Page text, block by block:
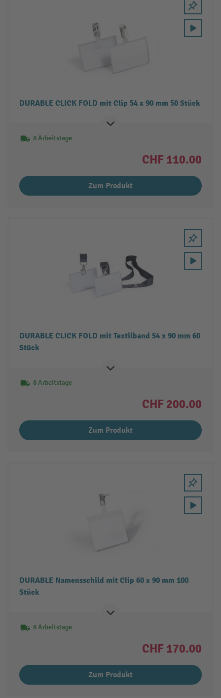
DURABLE CLICK FOLD mit Clip 54 x 90 mm 50 Stück
8 Arbeitstage
CHF 110.00
Zum Produkt
DURABLE CLICK FOLD mit Textilband 54 x 90 mm 60
Stück
8 Arbeitstage
CHF 200.00
Zum Produkt
DURABLE Namensschild mit Clip 60 x 90 mm 100
Stück
8 Arbeitstage
CHF 170.00
Zum Produkt